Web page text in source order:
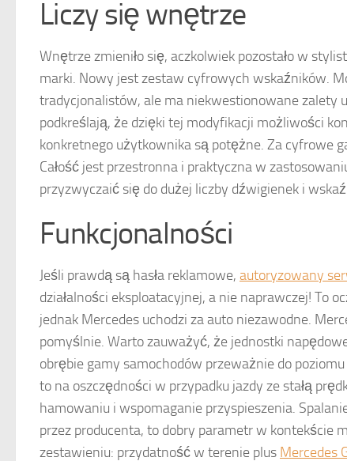
Liczy się wnętrze
Wnętrze zmieniło się, aczkolwiek pozostało w
marki. Nowy jest zestaw cyfrowych wskaźników.
tradycjonalistów, ale ma niekwestionowane zalety
podkreślają, że dzięki tej modyfikacji możliwości
konkretnego użytkownika są potężne. Za cyfrowe
Całość jest przestronna i praktyczna w
przyzwyczaić się do dużej liczby dźwigienek i
Funkcjonalności
Jeśli prawdą są hasła reklamowe, autoryzowany
działalności eksploatacyjnej, a nie naprawczej! To
jednak Mercedes uchodzi za auto niezawodne.
pomyślnie. Warto zauważyć, że jednostki
obrębie gamy samochodów przeważnie do
to na oszczędności w przypadku jazdy ze stałą
hamowaniu i wspomaganie przyspieszenia.
przez producenta, to dobry parametr w kontekście
zestawieniu: przydatność w terenie plus Mercedes